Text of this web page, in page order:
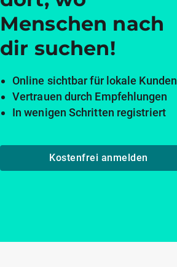
Menschen nach
dir suchen!
Online sichtbar für lokale Kunden
Vertrauen durch Empfehlungen
In wenigen Schritten registriert
Kostenfrei anmelden